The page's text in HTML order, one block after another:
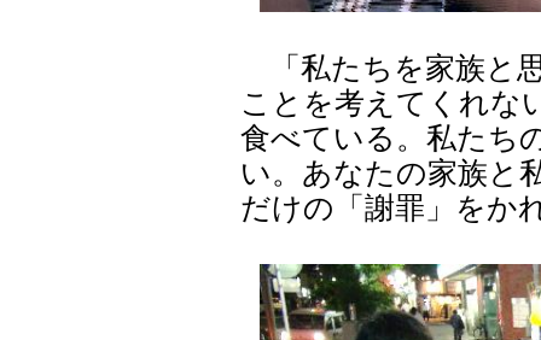
「私たちを家族と
ことを考えてくれな
食べている。私たち
い。あなたの家族と
だけの「謝罪」をか